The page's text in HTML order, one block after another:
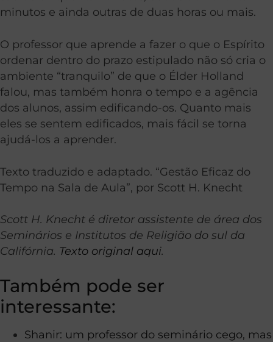
minutos e ainda outras de duas horas ou mais.
O professor que aprende a fazer o que o Espírito
ordenar dentro do prazo estipulado não só cria o
ambiente “tranquilo” de que o Élder Holland
falou, mas também honra o tempo e a agência
dos alunos, assim edificando-os. Quanto mais
eles se sentem edificados, mais fácil se torna
ajudá-los a aprender.
Texto traduzido e adaptado. “Gestão Eficaz do
Tempo na Sala de Aula”, por Scott H. Knecht
Scott H. Knecht é diretor assistente de área dos
Seminários e Institutos de Religião do sul da
Califórnia. Texto original aqui.
Também pode ser
interessante:
Shanir: um professor do seminário cego, mas